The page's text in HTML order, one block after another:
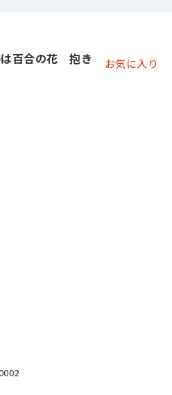
は百合の花 抱き
お気に入り